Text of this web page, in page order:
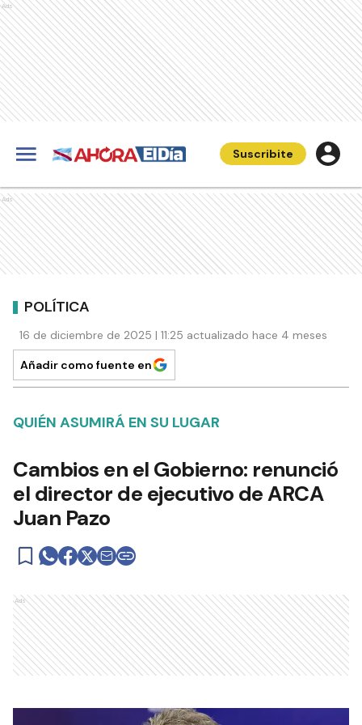
Ads
Suscribite
Ads
POLÍTICA
16 de diciembre de 2025 | 11:25 actualizado hace 4 meses
Añadir como fuente en
QUIÉN ASUMIRÁ EN SU LUGAR
Cambios en el Gobierno: renunció
el director de ejecutivo de ARCA
Juan Pazo
Ads